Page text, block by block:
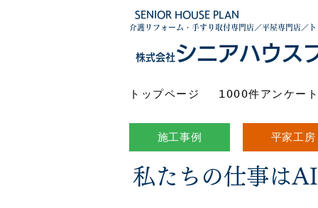
SENIOR HOUSE PLAN
介護リフォーム・手すり取付専門店／平屋専門店／
株式会社シニアハウス
トップページ 1000件アンケー
施工事例 平家工房
私たちの仕事は